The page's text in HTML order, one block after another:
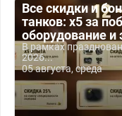
Все скидки и
танков: x5 за
оборудование и
В рамках
2026...
05 августа, среда